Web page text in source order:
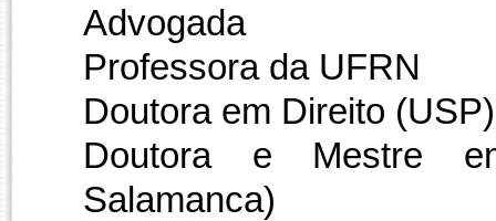
Advogada
Professora da UFRN
Doutora em Direito (USP)
Doutora e Mestre
Salamanca)